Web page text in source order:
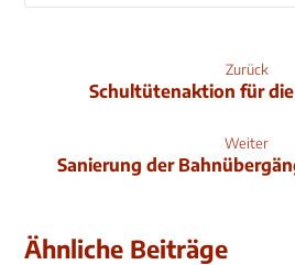
Zurück
Schultütenaktion für
Weiter
Sanierung der
Ähnliche Beiträge